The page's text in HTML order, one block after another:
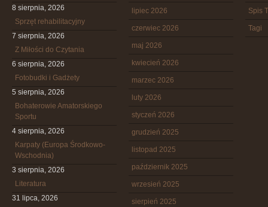
8 sierpnia, 2026
Sprzęt rehabilitacyjny
7 sierpnia, 2026
Z Miłości do Czytania
6 sierpnia, 2026
Fotobudki i Gadżety
5 sierpnia, 2026
Bohaterowie Amatorskiego
Sportu
4 sierpnia, 2026
Karpaty (Europa Środkowo-
Wschodnia)
3 sierpnia, 2026
Literatura
31 lipca, 2026
lipiec 2026
czerwiec 2026
maj 2026
kwiecień 2026
marzec 2026
luty 2026
styczeń 2026
grudzień 2025
listopad 2025
październik 2025
wrzesień 2025
sierpień 2025
Spis
Tagi